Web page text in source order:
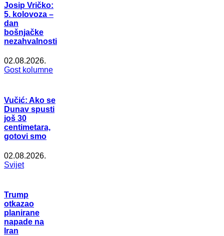
Josip Vričko:
5. kolovoza –
dan
bošnjačke
nezahvalnosti
02.08.2026.
Gost kolumne
Vučić: Ako se
Dunav spusti
još 30
centimetara,
gotovi smo
02.08.2026.
Svijet
Trump
otkazao
planirane
napade na
Iran